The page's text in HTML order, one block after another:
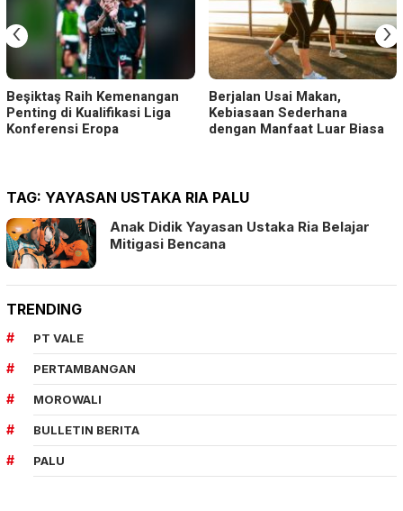
Beşiktaş Raih Kemenangan
Penting di Kualifikasi Liga
Konferensi Eropa
Berjalan Usai Makan,
Kebiasaan Sederhana
dengan Manfaat Luar Biasa
‹ ›
TAG: YAYASAN USTAKA RIA PALU
Anak Didik Yayasan Ustaka Ria Belajar
Mitigasi Bencana
TRENDING
PT VALE
PERTAMBANGAN
MOROWALI
BULLETIN BERITA
PALU